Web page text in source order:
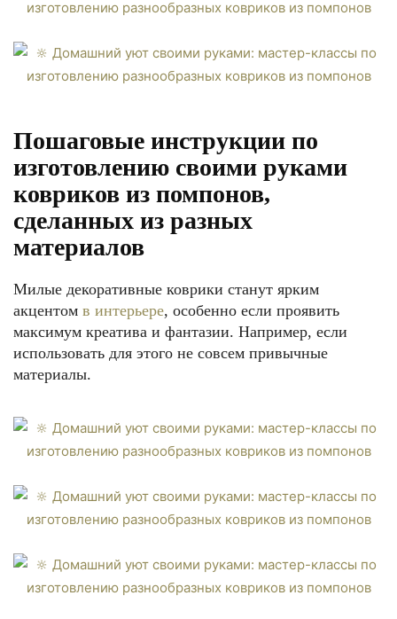
Пошаговые инструкции по
изготовлению своими руками
ковриков из помпонов,
сделанных из разных
материалов
Милые декоративные коврики станут ярким
акцентом в интерьере, особенно если проявить
максимум креатива и фантазии. Например, если
использовать для этого не совсем привычные
материалы.